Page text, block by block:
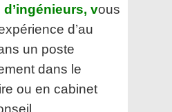
vous
d’au
un poste
dans le
ou en cabinet